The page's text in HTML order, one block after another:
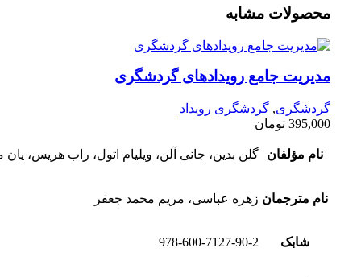
محصولات مشابه
مدیریت جامع رویدادهای گردشگری
گردشگری, گردشگری رویداد
395,000 تومان
نام مؤلفان گلن بدین، جانی آلن، ویلیام اتول، راب هریس، یان
نام مترجمان زهره عباسی، مریم محمد جعفر
شابک 978-600-7127-90-2